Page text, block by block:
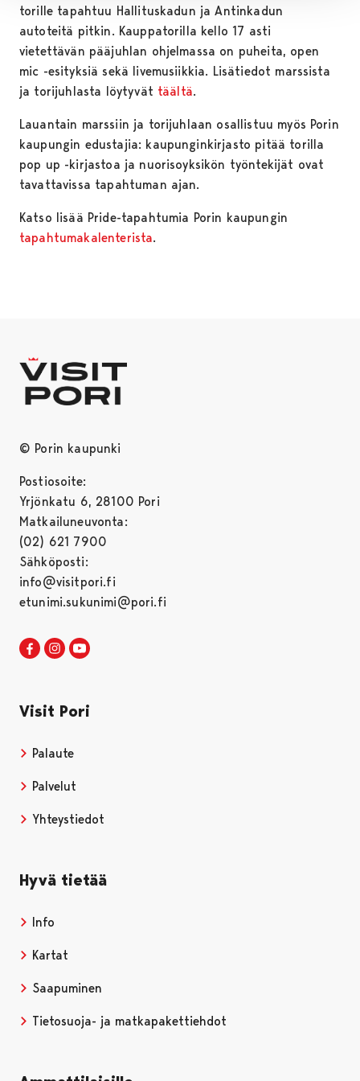
torille tapahtuu Hallituskadun ja Antinkadun
autoteitä pitkin. Kauppatorilla kello 17 asti
vietettävän pääjuhlan ohjelmassa on puheita, open
mic -esityksiä sekä livemusiikkia. Lisätiedot marssista
ja torijuhlasta löytyvät täältä.
Lauantain marssiin ja torijuhlaan osallistuu myös Porin
kaupungin edustajia: kaupunginkirjasto pitää torilla
pop up -kirjastoa ja nuorisoyksikön työntekijät ovat
tavattavissa tapahtuman ajan.
Katso lisää Pride-tapahtumia Porin kaupungin
tapahtumakalenterista.
© Porin kaupunki
Postiosoite:
Yrjönkatu 6, 28100 Pori
Matkailuneuvonta:
(02) 621 7900
Sähköposti:
info@visitpori.fi
etunimi.sukunimi@pori.fi
Visit Pori Facebookissa
Avautuu uudessa välilehdessä
Visit Pori Instagrammissa
Avautuu uudessa välilehdessä
Visit Pori
Palaute
Palvelut
Yhteystiedot
Hyvä tietää
Info
Kartat
Saapuminen
Tietosuoja- ja matkapakettiehdot